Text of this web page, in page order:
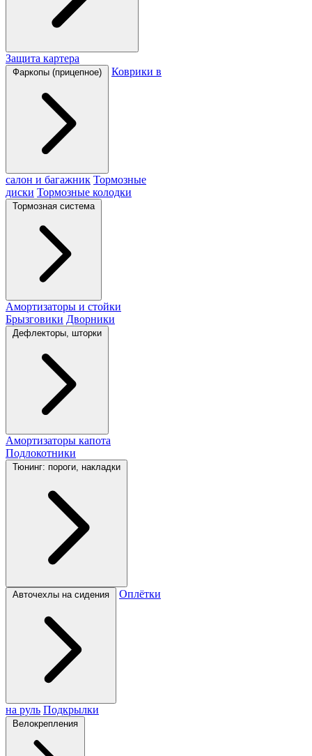
Защита картера
Фаркопы (прицепное) Коврики в
салон и багажник Тормозные
диски Тормозные колодки
Тормозная система
Амортизаторы и стойки
Брызговики Дворники
Дефлекторы, шторки
Амортизаторы капота
Подлокотники
Тюнинг: пороги, накладки
Авточехлы на сидения Оплётки
на руль Подкрылки
Велокрепления